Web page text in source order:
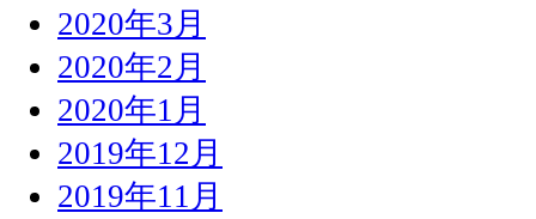
2020年3月
2020年2月
2020年1月
2019年12月
2019年11月